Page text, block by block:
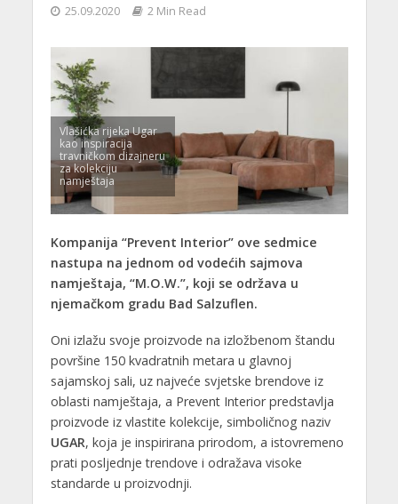
25.09.2020 2 Min Read
Vlašićka rijeka Ugar
kao inspiracija
travničkom dizajneru
za kolekciju
namještaja
Kompanija “Prevent Interior” ove sedmice
nastupa na jednom od vodećih sajmova
namještaja, “M.O.W.”, koji se održava u
njemačkom gradu Bad Salzuflen.
Oni izlažu svoje proizvode na izložbenom štandu
površine 150 kvadratnih metara u glavnoj
sajamskoj sali, uz najveće svjetske brendove iz
oblasti namještaja, a Prevent Interior predstavlja
proizvode iz vlastite kolekcije, simboličnog naziv
UGAR, koja je inspirirana prirodom, a istovremeno
prati posljednje trendove i odražava visoke
standarde u proizvodnji.